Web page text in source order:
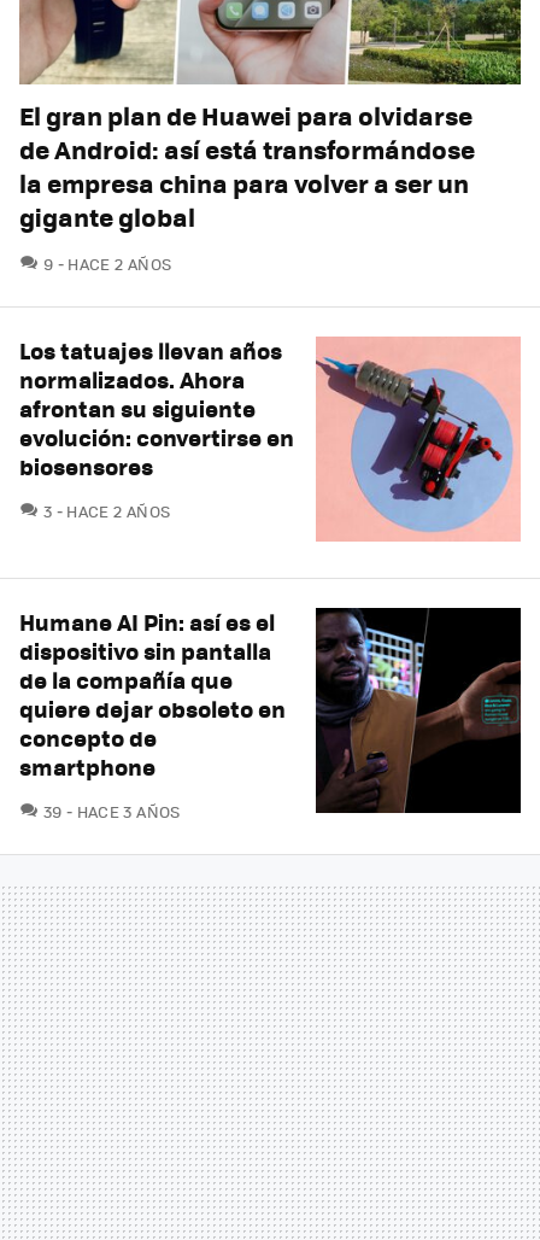
El gran plan de Huawei para olvidarse
de Android: así está transformándose
la empresa china para volver a ser un
gigante global
9 COMENTARIOS
HACE 2 AÑOS
Los tatuajes llevan años
normalizados. Ahora
afrontan su siguiente
evolución: convertirse en
biosensores
3 COMENTARIOS
HACE 2 AÑOS
Humane AI Pin: así es el
dispositivo sin pantalla
de la compañía que
quiere dejar obsoleto en
concepto de
smartphone
39 COMENTARIOS
HACE 3 AÑOS